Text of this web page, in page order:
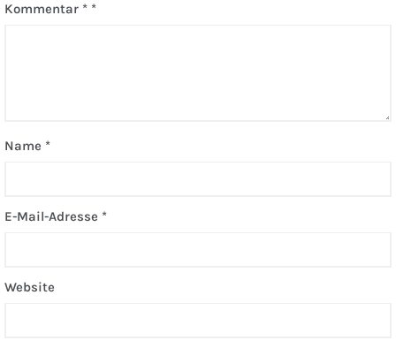
Kommentar *
Name *
E-Mail-Adresse *
Website